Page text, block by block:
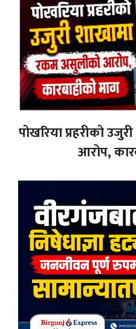
पोखरिया प्रहरीको
आरोप,